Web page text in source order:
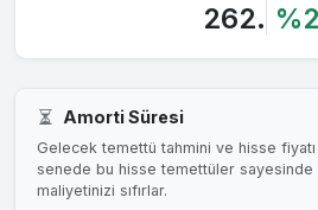
262. %2
Amorti Süresi
Gelecek temettü tahmini ve hisse fiyatı
senede bu hisse temettüler sayesinde
maliyetinizi sıfırlar.